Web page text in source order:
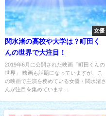
女優
関水渚の高校や大学は？町田く
んの世界で大注目！
2019年6月に公開された映画「町田くんの
世界」 映画も話題になっていますが、こ
の映画で主演を務めている女優・関水渚さ
んが注目を集めています...